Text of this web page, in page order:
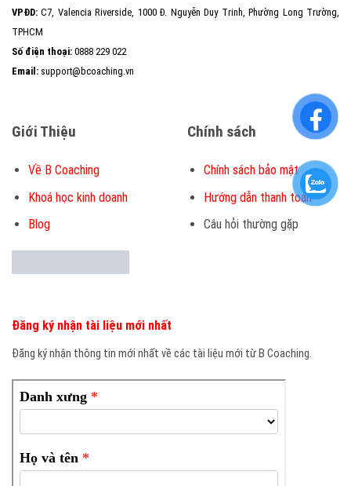
VPĐD: C7, Valencia Riverside, 1000 Đ. Nguyễn Duy Trinh, Phường Long Trường,
TPHCM
Số điện thoại: 0888 229 022
Email: support@bcoaching.vn
Giới Thiệu
Về B Coaching
Khoá học kinh doanh
Blog
Chính sách
Chính sách bảo mật
Hướng dẫn thanh toán
Câu hỏi thường gặp
Đăng ký nhận tài liệu mới nhất
Đăng ký nhận thông tin mới nhất về các tài liệu mới từ B Coaching.